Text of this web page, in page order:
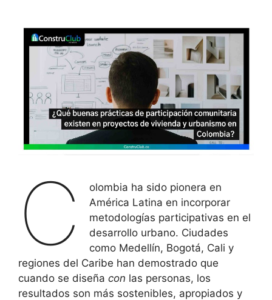
C
olombia ha sido pionera en
América Latina en incorporar
metodologías participativas en el
desarrollo urbano. Ciudades
como Medellín, Bogotá, Cali y
regiones del Caribe han demostrado que
cuando se diseña con las personas, los
resultados son más sostenibles, apropiados y